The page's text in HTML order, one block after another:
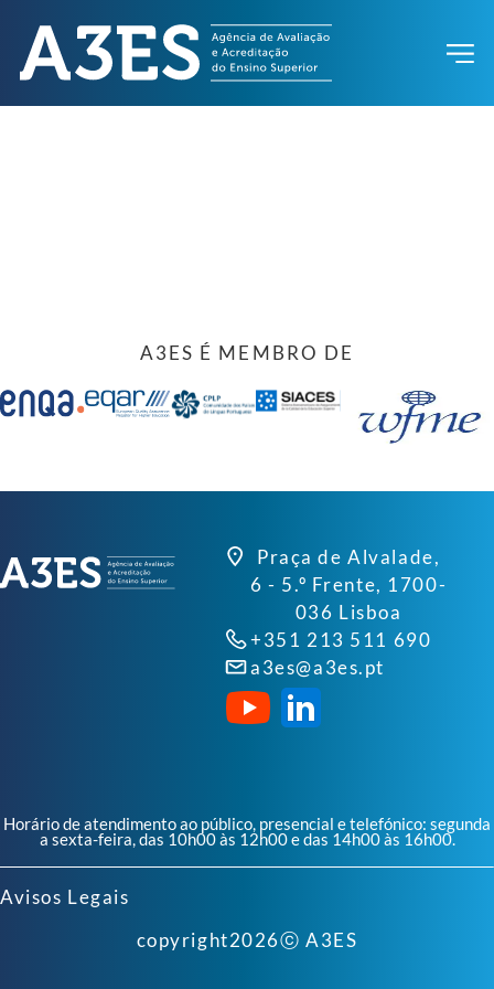
A3ES É MEMBRO DE
Praça de Alvalade,
6 - 5.º Frente, 1700-
036 Lisboa
+351 213 511 690
a3es@a3es.pt
Horário de atendimento ao público, presencial e telefónico: segunda
a sexta-feira, das 10h00 às 12h00 e das 14h00 às 16h00.
Avisos Legais
copyright2026ⓒ A3ES